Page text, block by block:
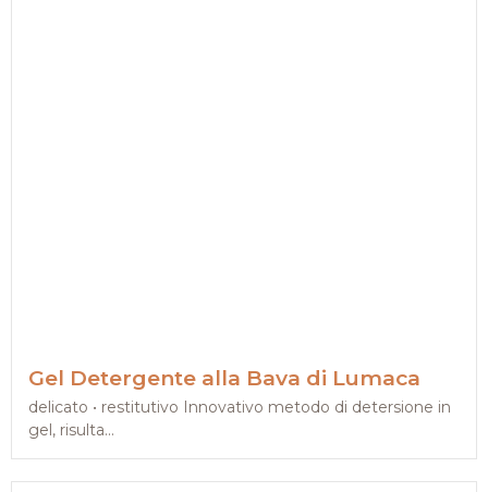
Gel Detergente alla Bava di Lumaca
delicato • restitutivo Innovativo metodo di detersione in
gel, risulta...